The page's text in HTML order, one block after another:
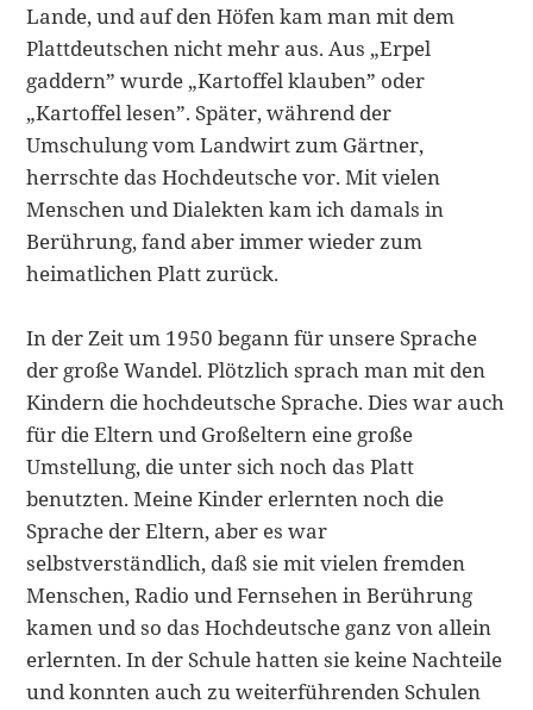
Lande, und auf den Höfen kam man mit dem
Plattdeutschen nicht mehr aus. Aus „Erpel
gaddern” wurde „Kartoffel klauben” oder
„Kartoffel lesen”. Später, während der
Umschulung vom Landwirt zum Gärtner,
herrschte das Hochdeut­sche vor. Mit vielen
Menschen und Dialekten kam ich damals in
Berührung, fand aber immer wieder zum
heimatlichen Platt zurück.
In der Zeit um 1950 begann für unsere Sprache
der große Wandel. Plötzlich sprach man mit den
Kindern die hochdeutsche Sprache. Dies war auch
für die Eltern und Großeltern eine große
Umstellung, die unter sich noch das Platt
benutzten. Mei­ne Kinder erlernten noch die
Sprache der Eltern, aber es war
selbstverständlich, daß sie mit vielen fremden
Menschen, Radio und Fernsehen in Berührung
kamen und so das Hochdeutsche ganz von allein
erlernten. In der Schule hatten sie kei­ne Nachteile
und konnten auch zu weiterführenden Schulen